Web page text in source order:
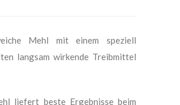
Mehl mit einem speziell
langsam wirkende Treibmittel
liefert beste Ergebnisse beim